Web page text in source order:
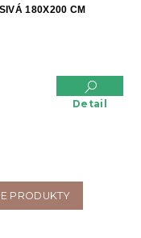
180X200 CM
Detail
PRODUKTY